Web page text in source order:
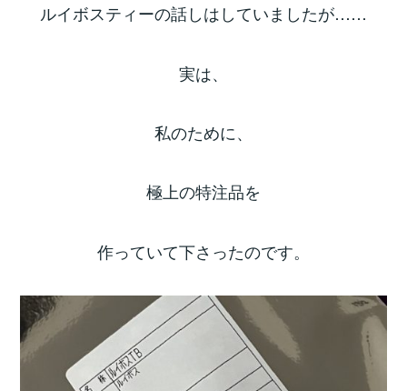
ルイボスティーの話しはしていましたが……
実は、
私のために、
極上の特注品を
作っていて下さったのです。